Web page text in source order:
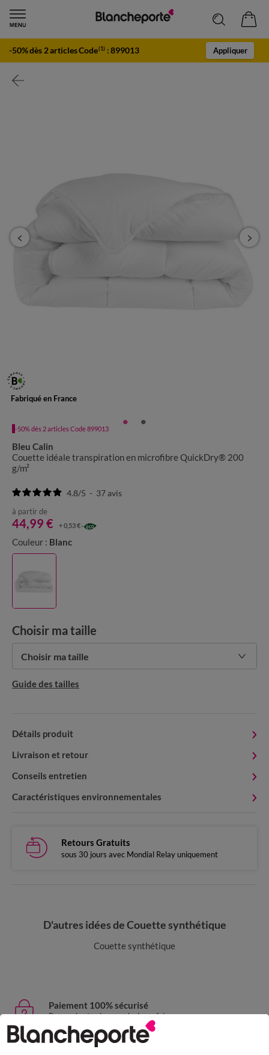
-50% dès 2 articles Code(1) :899013 Appliquer
Fabriqué en France
-50% dès 2 articles Code 899013
Bleu Calin
Couette idéale transpiration en microfibre QuickDry® 200
g/m²
4.8/5 - 37avis
à partir de
44,99 € + 0,53 €
Couleur : Blanc
Choisir ma taille
Choisir ma taille
Guide des tailles
Détails produit
Livraison et retour
Conseils entretien
Caractéristiques environnementales
Retours Gratuits
sous 30 jours avec Mondial Relay uniquement
D'autres idées de Couette synthétique
Couette synthétique
Paiement 100% sécurisé
Payez plus tard ou en plusieurs fois
Livraison express